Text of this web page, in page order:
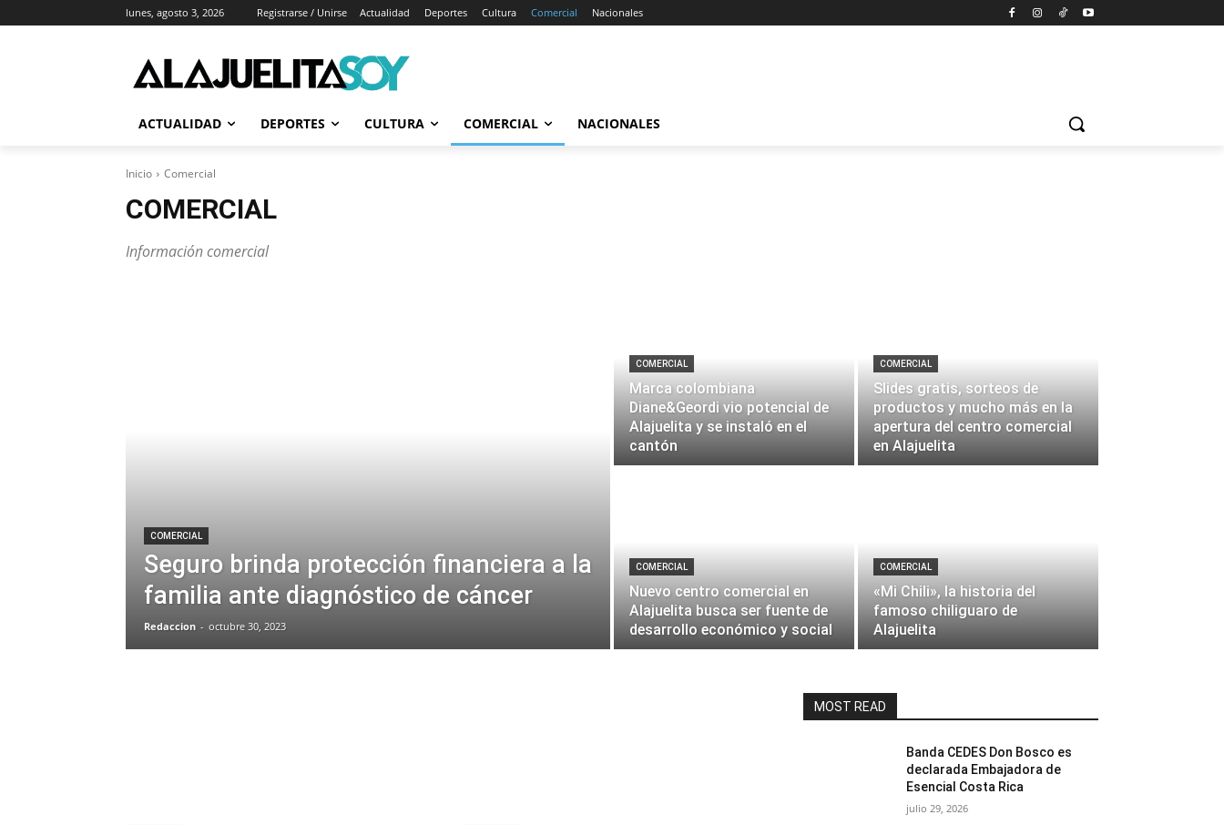
lunes, agosto 3, 2026 Registrarse / Unirse Actualidad Deportes Cultura Comercial Nacionales
ACTUALIDAD DEPORTES CULTURA COMERCIAL NACIONALES
Inicio Comercial
COMERCIAL
Información comercial
COMERCIAL
Seguro brinda protección financiera a la
familia ante diagnóstico de cáncer
Redaccion - octubre 30, 2023
COMERCIAL
Marca colombiana
Diane&Geordi vio potencial de
Alajuelita y se instaló en el
cantón
COMERCIAL
Slides gratis, sorteos de
productos y mucho más en la
apertura del centro comercial
en Alajuelita
COMERCIAL
Nuevo centro comercial en
Alajuelita busca ser fuente de
desarrollo económico y social
COMERCIAL
«Mi Chili», la historia del
famoso chiliguaro de
Alajuelita
MOST READ
Banda CEDES Don Bosco es
declarada Embajadora de
Esencial Costa Rica
julio 29, 2026